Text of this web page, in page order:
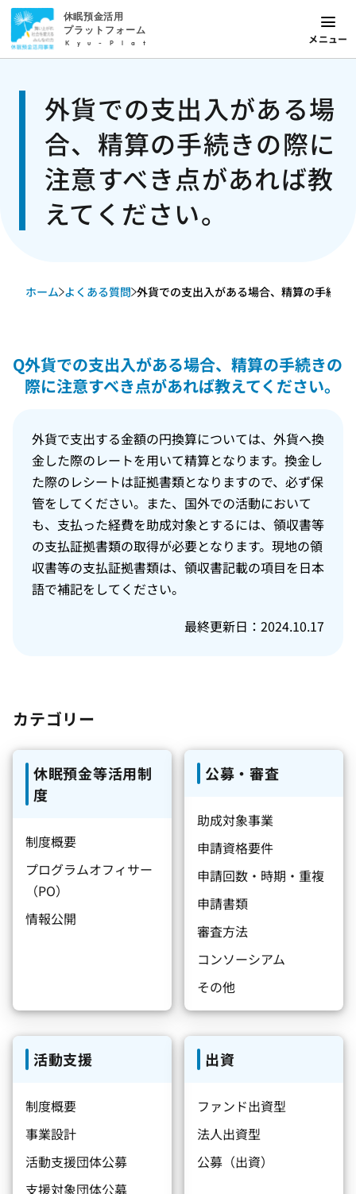
休眠預金活用
プラットフォーム
Kyu-Plat メニュー
外貨での支出入がある場
合、精算の手続きの際に
注意すべき点があれば教
えてください。
ホーム よくある質問 外貨での支出入がある場合、精算の手続き
Q外貨での支出入がある場合、精算の手続きの
際に注意すべき点があれば教えてください。
外貨で支出する金額の円換算については、外貨へ換
金した際のレートを用いて精算となります。換金し
た際のレシートは証拠書類となりますので、必ず保
管をしてください。また、国外での活動において
も、支払った経費を助成対象とするには、領収書等
の支払証拠書類の取得が必要となります。現地の領
収書等の支払証拠書類は、領収書記載の項目を日本
語で補記をしてください。
最終更新日：2024.10.17
カテゴリー
休眠預金等活用制
度
制度概要
プログラムオフィサー
（PO）
情報公開
公募・審査
助成対象事業
申請資格要件
申請回数・時期・重複
申請書類
審査方法
コンソーシアム
その他
活動支援
制度概要
事業設計
活動支援団体公募
支援対象団体公募
出資
ファンド出資型
法人出資型
公募（出資）